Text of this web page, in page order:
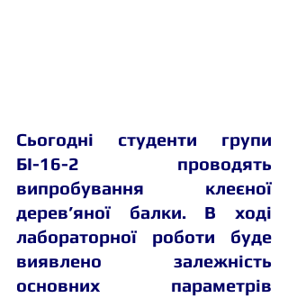
Сьогодні студенти групи
БІ-16-2 проводять
випробування клеєної
дерев’яної балки. В ході
лабораторної роботи буде
виявлено залежність
основних параметрів